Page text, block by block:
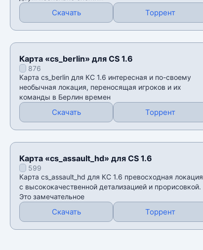
Скачать Торрент
Карта «cs_berlin» для CS 1.6
876
Карта cs_berlin для КС 1.6 интересная и по-своему
необычная локация, переносящая игроков и их
команды в Берлин времен
Скачать Торрент
Карта «cs_assault_hd» для CS 1.6
599
Карта cs_assault_hd для КС 1.6 превосходная локация
с высококачественной детализацией и прорисовкой.
Это замечательное
Скачать Торрент